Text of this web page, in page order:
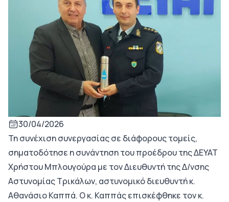
30/04/2026
Τη συνέχιση συνεργασίας σε διάφορους τομείς,
σηματοδότησε η συνάντηση του προέδρου της ΔΕΥΑΤ
Χρήστου Μπλουγούρα με τον Διευθυντή της Δ/νσης
Αστυνομίας Τρικάλων, αστυνομικό διευθυντή κ.
Αθανάσιο Καππά. Ο κ. Καππάς επισκέφθηκε τον κ.